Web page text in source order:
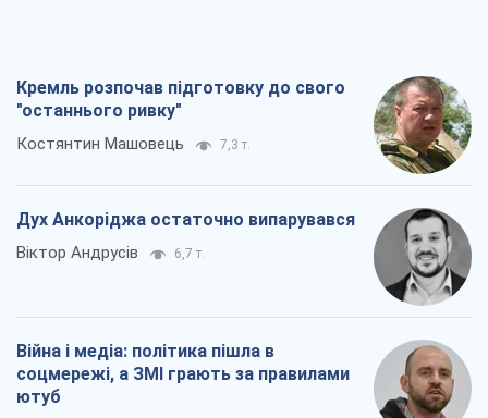
Кремль розпочав підготовку до свого
"останнього ривку"
Костянтин Машовець 7,3 т.
Дух Анкоріджа остаточно випарувався
Віктор Андрусів 6,7 т.
Війна і медіа: політика пішла в
соцмережі, а ЗМІ грають за правилами
ютуб